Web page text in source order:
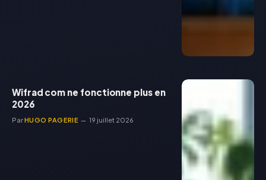
Wifrad com ne fonctionne plus en
2026
ParHUGO PAGERIE 19 juillet 2026